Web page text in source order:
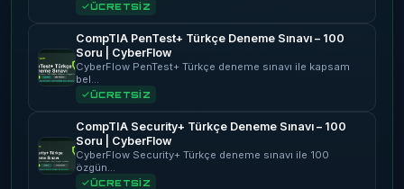
ÜCRETSİZ
CompTIA PenTest+ Türkçe Deneme Sınavı – 100
Soru | CyberFlow
CyberFlow PenTest+ Türkçe deneme sınavı ile kapsam
bel…
ÜCRETSİZ
CompTIA Security+ Türkçe Deneme Sınavı – 100
Soru | CyberFlow
CyberFlow Security+ Türkçe deneme sınavı ile 100
özgün…
ÜCRETSİZ